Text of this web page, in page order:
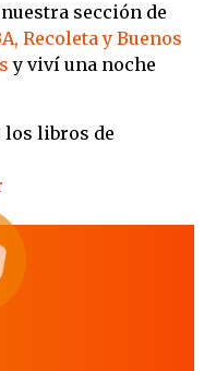
sección de
Recoleta y Buenos
y viví una noche
los libros de